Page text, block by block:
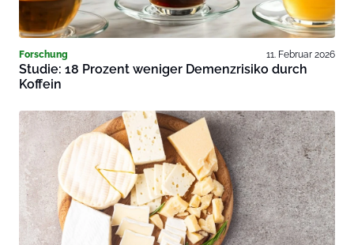
Forschung 11. Februar 2026
Studie: 18 Prozent weniger Demenzrisiko durch
Koffein